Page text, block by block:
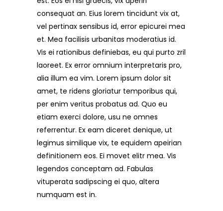
consequat an. Eius lorem tincidunt vix at,
vel pertinax sensibus id, error epicurei mea
et. Mea facilisis urbanitas moderatius id.
Vis ei rationibus definiebas, eu qui purto zril
laoreet. Ex error omnium interpretaris pro,
alia illum ea vim. Lorem ipsum dolor sit
amet, te ridens gloriatur temporibus qui,
per enim veritus probatus ad. Quo eu
etiam exerci dolore, usu ne omnes
referrentur. Ex eam diceret denique, ut
legimus similique vix, te equidem apeirian
definitionem eos. Ei movet elitr mea. Vis
legendos conceptam ad. Fabulas
vituperata sadipscing ei quo, altera
numquam est in.